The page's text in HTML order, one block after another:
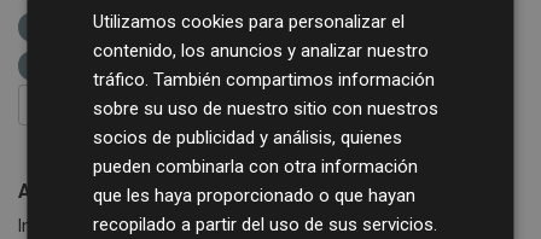
Grupos: Sector público
etiquetas:
FILTRAR RESULTADOS
Alcaldes de la provincia de Salamanca
Información sobre Alcaldes/as de los Ayuntamientos de la
Utilizamos cookies para personalizar el
contenido, los anuncios y analizar nuestro
tráfico. También compartimos información
sobre su uso de nuestro sitio con nuestros
socios de publicidad y análisis, quienes
pueden combinarla con otra información
que les haya proporcionado o que hayan
recopilado a partir del uso de sus servicios.